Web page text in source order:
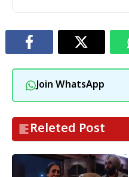
Join WhatsApp
Releted Post